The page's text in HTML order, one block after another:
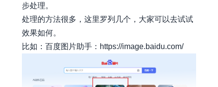
步处理。
处理的方法很多，这里罗列几个，大家可以去试试
效果如何。
比如：百度图片助手： https://image.baidu.com/